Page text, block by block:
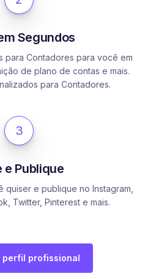
Segundos
para Contadores para você em
de plano de contas e mais.
para Contadores.
3
e Publique
e publique no Instagram,
Twitter, Pinterest e mais.
perfil profissional